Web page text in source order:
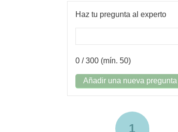
Haz tu pregunta al experto
0 / 300 (mín. 50)
Añadir una nueva pregunta
1